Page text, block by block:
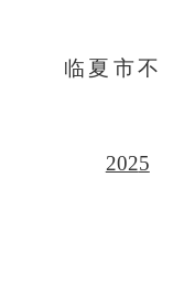
临夏市不
2025